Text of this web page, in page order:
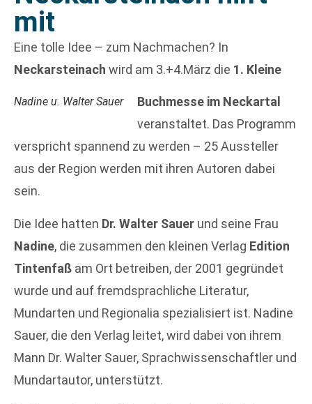
mit
Eine tolle Idee – zum Nachmachen? In
Neckarsteinach wird am 3.+4.März die 1. Kleine
Nadine u. Walter Sauer
Buchmesse im Neckartal
veranstaltet. Das Programm
verspricht spannend zu werden – 25 Aussteller
aus der Region werden mit ihren Autoren dabei
sein.
Die Idee hatten Dr. Walter Sauer und seine Frau
Nadine, die zusammen den kleinen Verlag Edition
Tintenfaß am Ort betreiben, der 2001 gegründet
wurde und auf fremdsprachliche Literatur,
Mundarten und Regionalia spezialisiert ist. Nadine
Sauer, die den Verlag leitet, wird dabei von ihrem
Mann Dr. Walter Sauer, Sprachwissenschaftler und
Mundartautor, unterstützt.